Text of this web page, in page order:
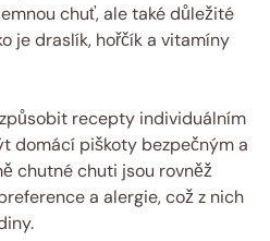
chuť, ale také důležité
je draslík, hořčík a vitamíny
recepty individuálním
domácí piškoty bezpečným a
chutné chuti jsou rovněž
a alergie, což z nich